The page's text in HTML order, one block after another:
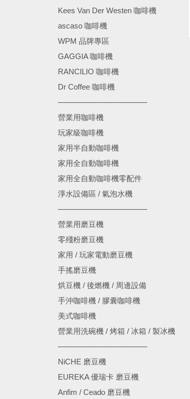
Kees Van Der Westen 咖啡機
ascaso 咖啡機
WPM 品牌專區
GAGGIA 咖啡機
RANCILIO 咖啡機
Dr Coffee 咖啡機
────────────────
營業用咖啡機
玩家級咖啡機
家用半自動咖啡機
家用全自動咖啡機
家用全自動咖啡機零配件
淨水設備區 / 氣泡水機
────────────────
營業用磨豆機
零殘粉磨豆機
家用 / 玩家電動磨豆機
手搖磨豆機
烘豆機 / 後燃機 / 周邊設備
手沖咖啡機 / 膠囊咖啡機
美式咖啡機
營業用洗碗機 / 烤箱 / 冰箱 / 製冰機
────────────────
NiCHE 磨豆機
EUREKA 優瑞卡 磨豆機
Anfim / Ceado 磨豆機